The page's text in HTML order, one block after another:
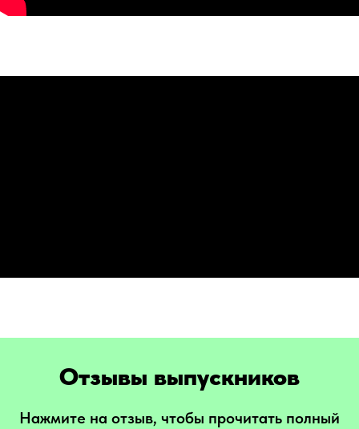
Отзывы выпускников
Нажмите на отзыв, чтобы прочитать полный